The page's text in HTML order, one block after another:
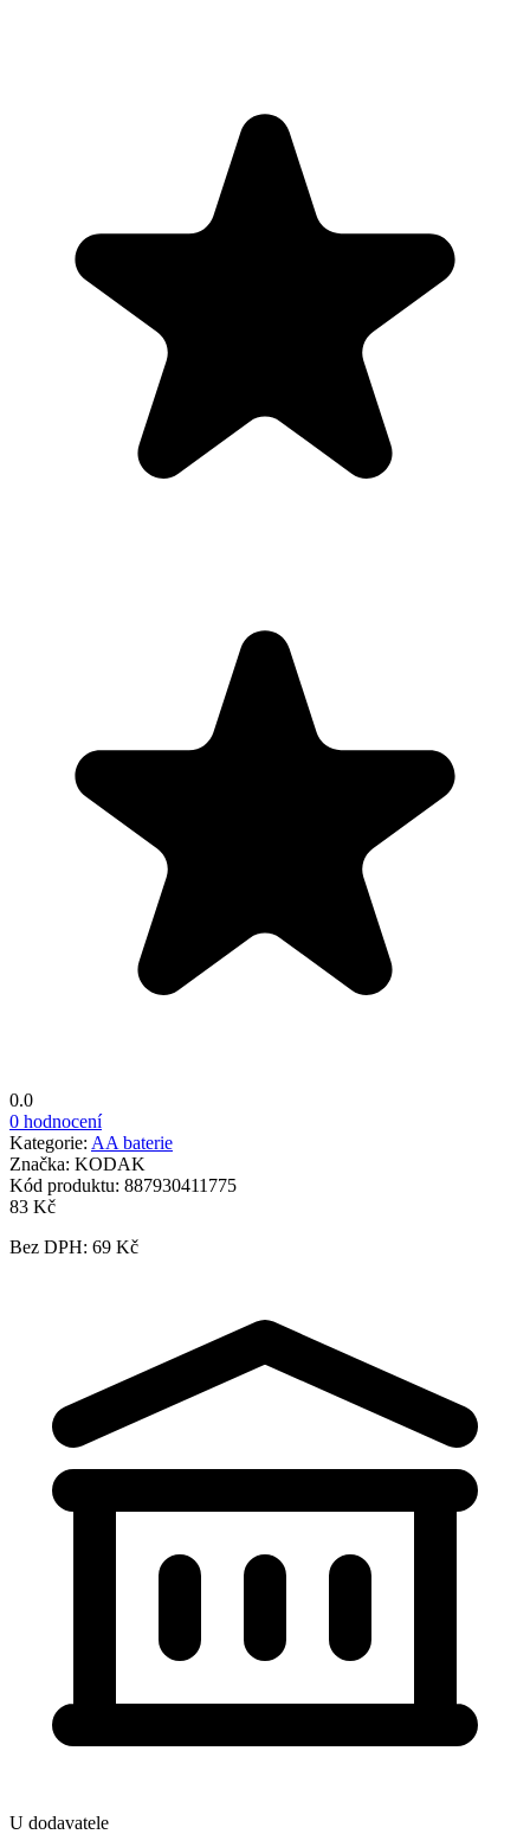
0.0
0 hodnocení
Kategorie: AA baterie
Značka: KODAK
Kód produktu: 887930411775
83 Kč
Bez DPH: 69 Kč
U dodavatele